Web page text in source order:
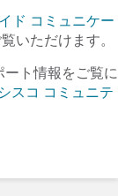
ド コミュニケー
いただけます。
ート情報をご覧に
シスコ コミュニテ